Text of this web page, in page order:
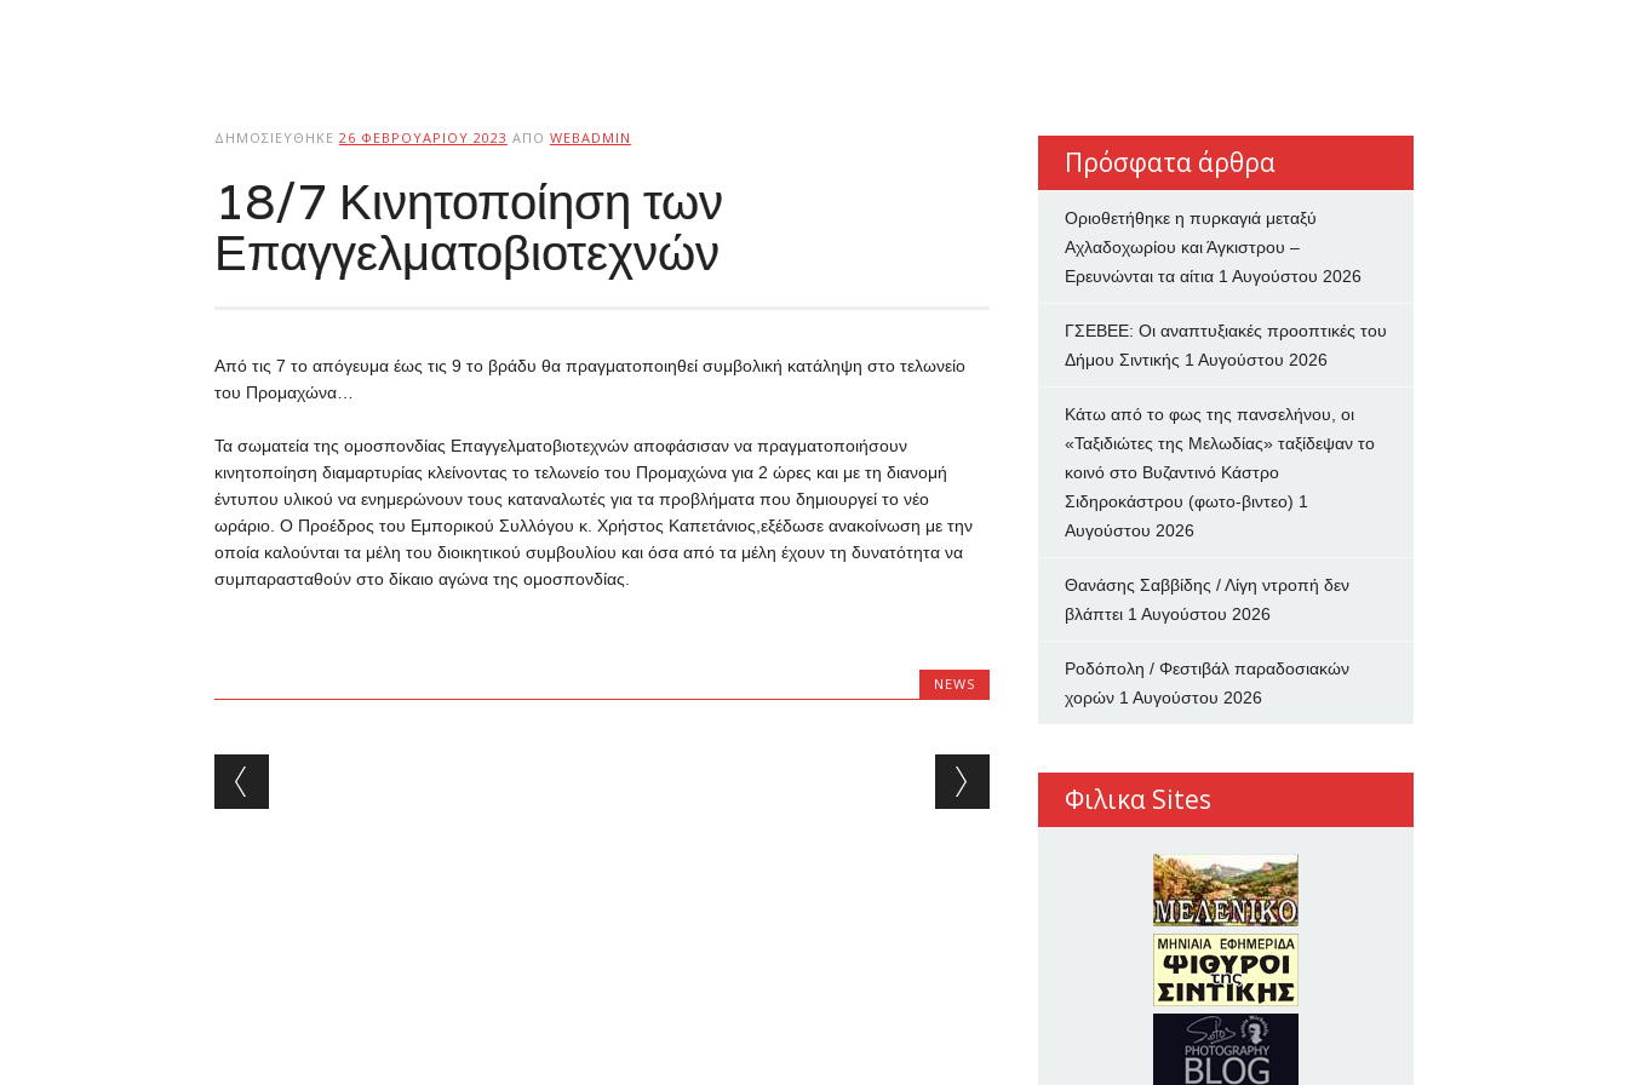
ΔΗΜΟΣΙΕΎΘΗΚΕ 26 ΦΕΒΡΟΥΑΡΊΟΥ 2023 ΑΠΌ WEBADMIN
18/7 Κινητοποίηση των
Επαγγελματοβιοτεχνών
Από τις 7 το απόγευμα έως τις 9 το βράδυ θα πραγματοποιηθεί συμβολική κατάληψη στο τελωνείο
του Προμαχώνα…
Τα σωματεία της ομοσπονδίας Επαγγελματοβιοτεχνών αποφάσισαν να πραγματοποιήσουν
κινητοποίηση διαμαρτυρίας κλείνοντας το τελωνείο του Προμαχώνα για 2 ώρες και με τη διανομή
έντυπου υλικού να ενημερώνουν τους καταναλωτές για τα προβλήματα που δημιουργεί το νέο
ωράριο. Ο Προέδρος του Εμπορικού Συλλόγου κ. Χρήστος Καπετάνιος,εξέδωσε ανακοίνωση με την
οποία καλούνται τα μέλη του διοικητικού συμβουλίου και όσα από τα μέλη έχουν τη δυνατότητα να
συμπαρασταθούν στο δίκαιο αγώνα της ομοσπονδίας.
NEWS
Post navigation
Πρόσφατα άρθρα
Οριοθετήθηκε η πυρκαγιά μεταξύ
Αχλαδοχωρίου και Άγκιστρου –
Ερευνώνται τα αίτια 1 Αυγούστου 2026
ΓΣΕΒΕΕ: Οι αναπτυξιακές προοπτικές του
Δήμου Σιντικής 1 Αυγούστου 2026
Κάτω από το φως της πανσελήνου, οι
«Ταξιδιώτες της Μελωδίας» ταξίδεψαν το
κοινό στο Βυζαντινό Κάστρο
Σιδηροκάστρου (φωτο-βιντεο) 1
Αυγούστου 2026
Θανάσης Σαββίδης / Λίγη ντροπή δεν
βλάπτει 1 Αυγούστου 2026
Ροδόπολη / Φεστιβάλ παραδοσιακών
χορών 1 Αυγούστου 2026
Φιλικα Sites